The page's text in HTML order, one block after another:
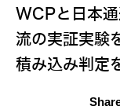
WCPと日本
流の実証実験
積み込み判定